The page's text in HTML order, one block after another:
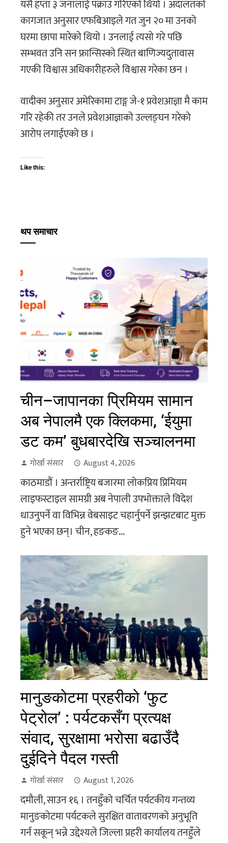
यसै हप्ता ३ जनालाई पक्राउ गरिएको थियो । अदालतको
कागजात अनुसार एफबिआइले गत जुन २० मा उनको
घरमा छापा मारेको थियो । उनलाई त्यसो गरे पछि
सम्भवत उनि सन फ्रान्सिस्को स्थित बाणिज्यदुतावास
गएकी विश्वास अधिकारीहरुले विश्वास गरेका छन ।
वादीका अनुसार अमेरिकामा टाङ्ग जे-१ प्रवेशआज्ञा मै काम
गरि रहेकी तर उनले प्रवेशआज्ञाको उल्लङ्घन गरेको
आरोप लगाईएको छ ।
Like this:
थप समाचार
चीन–जापानका प्रिमियम सामान
अब नेपालमै एक क्लिकमा, ‘ईयुमा
डट कम’ बुधबारदेखि सञ्चालनमा
गोर्खा संसार August 4, 2026
काठमाडौं । अन्तर्राष्ट्रिय बजारमा लोकप्रिय प्रिमियम
लाइफस्टाइल सामग्री अब नेपाली उपभोक्ताले विदेश
धाउनुपर्ने वा विभिन्न वेबसाइट चहार्नुपर्ने झन्झटबाट मुक्त
हुने भएका छन्। चीन, हङकङ...
मानुङकोटमा प्रहरीको ‘फुट
पेट्रोल’ : पर्यटकसँग प्रत्यक्ष
संवाद, सुरक्षामा भरोसा बढाउँदै
दुईदिने पैदल गस्ती
गोर्खा संसार August 1, 2026
दमौली, साउन १६ । तनहुँको चर्चित पर्यटकीय गन्तव्य
मानुङकोटमा पर्यटकले सुरक्षित वातावरणको अनुभूति
गर्न सकून् भन्ने उद्देश्यले जिल्ला प्रहरी कार्यालय तनहुँले